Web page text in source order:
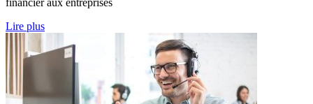
financier aux entreprises
Lire plus